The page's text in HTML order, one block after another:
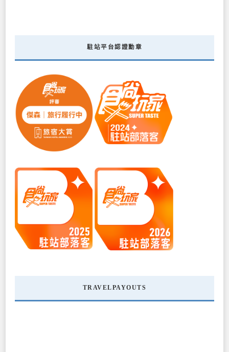
駐站平台認證勳章
TRAVELPAYOUTS